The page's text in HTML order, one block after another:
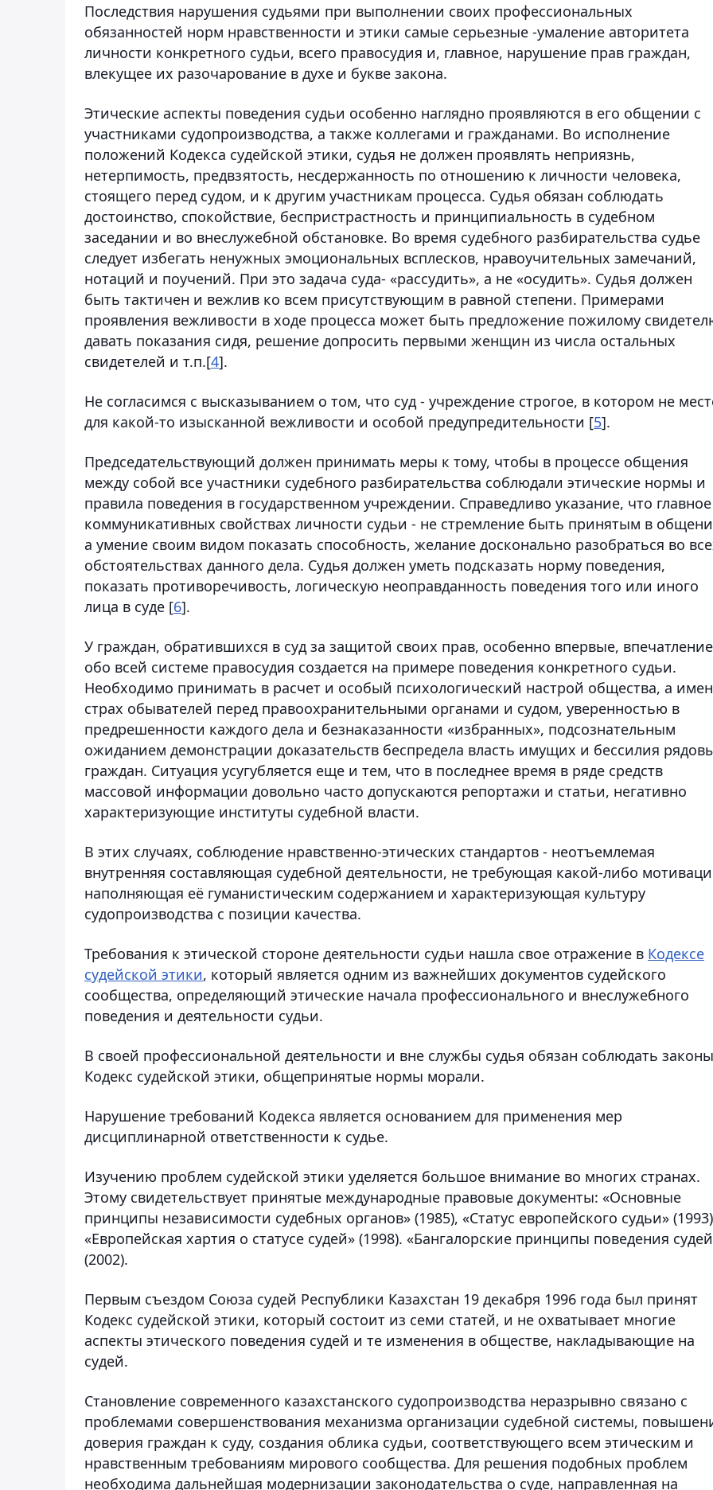
Последствия нарушения судьями при выполнении своих профессиональных
обязанностей норм нравственности и этики самые серьезные -умаление авторитета
личности конкретного судьи, всего правосудия и, главное, нарушение прав граждан,
влекущее их разочарование в духе и букве закона.
Этические аспекты поведения судьи особенно наглядно проявляются в его общении с
участниками судопроизводства, а также коллегами и гражданами. Во исполнение
положений Кодекса судейской этики, судья не должен проявлять неприязнь,
нетерпимость, предвзятость, несдержанность по отношению к личности человека,
стоящего перед судом, и к другим участникам процесса. Судья обязан соблюдать
достоинство, спокойствие, беспристрастность и принципиальность в судебном
заседании и во внеслужебной обстановке. Во время судебного разбирательства судье
следует избегать ненужных эмоциональных всплесков, нравоучительных замечаний,
нотаций и поучений. При это задача суда- «рассудить», а не «осудить». Судья должен
быть тактичен и вежлив ко всем присутствующим в равной степени. Примерами
проявления вежливости в ходе процесса может быть предложение пожилому
давать показания сидя, решение допросить первыми женщин из числа остальных
свидетелей и т.п.[4].
Не согласимся с высказыванием о том, что суд - учреждение строгое, в котором не
для какой-то изысканной вежливости и особой предупредительности [5].
Председательствующий должен принимать меры к тому, чтобы в процессе общения
между собой все участники судебного разбирательства соблюдали этические нормы и
правила поведения в государственном учреждении. Справедливо указание, что
коммуникативных свойствах личности судьи - не стремление быть принятым в
а умение своим видом показать способность, желание досконально разобраться во
обстоятельствах данного дела. Судья должен уметь подсказать норму поведения,
показать противоречивость, логическую неоправданность поведения того или иного
лица в суде [6].
У граждан, обратившихся в суд за защитой своих прав, особенно впервые, впечатление
обо всей системе правосудия создается на примере поведения конкретного судьи.
Необходимо принимать в расчет и особый психологический настрой общества, а
страх обывателей перед правоохранительными органами и судом, уверенностью в
предрешенности каждого дела и безнаказанности «избранных», подсознательным
ожиданием демонстрации доказательств беспредела власть имущих и бессилия
граждан. Ситуация усугубляется еще и тем, что в последнее время в ряде средств
массовой информации довольно часто допускаются репортажи и статьи, негативно
характеризующие институты судебной власти.
В этих случаях, соблюдение нравственно-этических стандартов - неотъемлемая
внутренняя составляющая судебной деятельности, не требующая какой-либо
наполняющая её гуманистическим содержанием и характеризующая культуру
судопроизводства с позиции качества.
Требования к этической стороне деятельности судьи нашла свое отражение в Кодексе
судейской этики, который является одним из важнейших документов судейского
сообщества, определяющий этические начала профессионального и внеслужебного
поведения и деятельности судьи.
В своей профессиональной деятельности и вне службы судья обязан соблюдать
Кодекс судейской этики, общепринятые нормы морали.
Нарушение требований Кодекса является основанием для применения мер
дисциплинарной ответственности к судье.
Изучению проблем судейской этики уделяется большое внимание во многих странах.
Этому свидетельствует принятые международные правовые документы: «Основные
принципы независимости судебных органов» (1985), «Статус европейского судьи»
«Европейская хартия о статусе судей» (1998). «Бангалорские принципы поведения
(2002).
Первым съездом Союза судей Республики Казахстан 19 декабря 1996 года был принят
Кодекс судейской этики, который состоит из семи статей, и не охватывает многие
аспекты этического поведения судей и те изменения в обществе, накладывающие на
судей.
Становление современного казахстанского судопроизводства неразрывно связано с
проблемами совершенствования механизма организации судебной системы,
доверия граждан к суду, создания облика судьи, соответствующего всем этическим и
нравственным требованиям мирового сообщества. Для решения подобных проблем
необходима дальнейшая модернизации законодательства о суде, направленная на